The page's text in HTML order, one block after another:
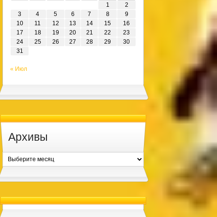
1
2
3
4 5 6 7 8
9
10
11 12 13 14 15
16
17
18 19 20 21 22
23
24
25 26 27 28 29
30
31
« Июл
Архивы
Архивы